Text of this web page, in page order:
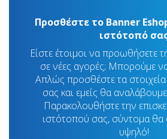
Προσθέστε το Banner
ιστότοπό
Είστε έτοιμοι να προωθήσετε
σε νέες αγορές; Μπορούμε
Απλώς προσθέστε τα
σας και εμείς θα
Παρακολουθήστε την
ιστότοπού σας, σύντομα θα
υψηλό!